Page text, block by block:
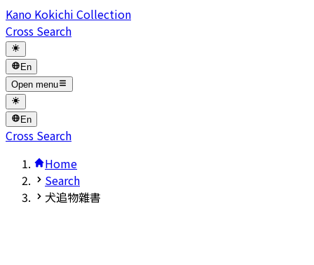
Kano Kokichi Collection
Cross Search
En
Open menu
En
Cross Search
Home
Search
犬追物雜書